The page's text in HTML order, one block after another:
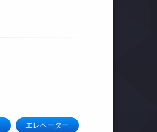
エレベーター